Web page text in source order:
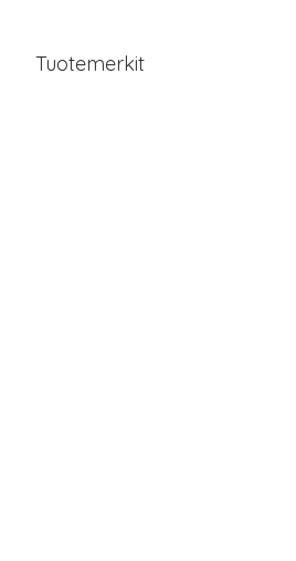
Tuotemerkit